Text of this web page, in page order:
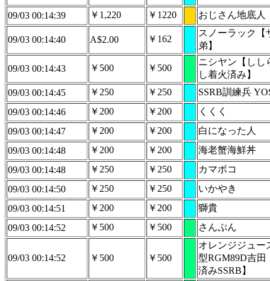
09/03 00:14:39 ￥1,220 ￥1220 おじさん地底人
09/03 00:14:40 A$2.00 ￥162
スノーラック【
弟】
09/03 00:14:43 ￥500 ￥500
ニシヤン【しし
し着火済み】
09/03 00:14:45
￥250 ￥250
SSRB訓練兵
09/03 00:14:46
￥200 ￥200
くくく
09/03 00:14:47
￥200 ￥200
白になった人
09/03 00:14:48
￥200 ￥200
海老蟹海鮮丼
09/03 00:14:48
￥250 ￥250
カマボコ
09/03 00:14:50
￥250 ￥250
いかやき
09/03 00:14:51
￥200 ￥200
獅貴
09/03 00:14:52
￥500 ￥500 さんぷん
09/03 00:14:52 ￥500 ￥500
オレンジジュー
型RGM89D吉田
済みSSRB】